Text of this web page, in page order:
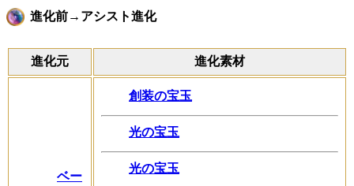
進化前→アシスト進化
進化元 進化素材
ベー
創装の宝玉
光の宝玉
光の宝玉